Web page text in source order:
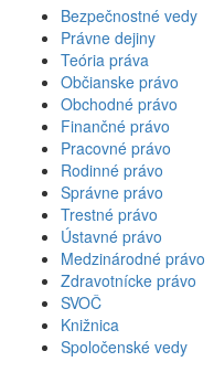
Bezpečnostné vedy
Právne dejiny
Teória práva
Občianske právo
Obchodné právo
Finančné právo
Pracovné právo
Rodinné právo
Správne právo
Trestné právo
Ústavné právo
Medzinárodné právo
Zdravotnícke právo
SVOČ
Knižnica
Spoločenské vedy